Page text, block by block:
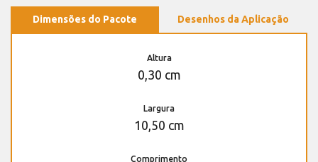
Dimensões do Pacote Desenhos da Aplicação
Altura
0,30 cm
Largura
10,50 cm
Comprimento